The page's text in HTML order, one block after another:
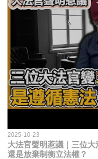
2025-10-23
大法官聲明惹議｜三位大
還是放棄制衡立法權？